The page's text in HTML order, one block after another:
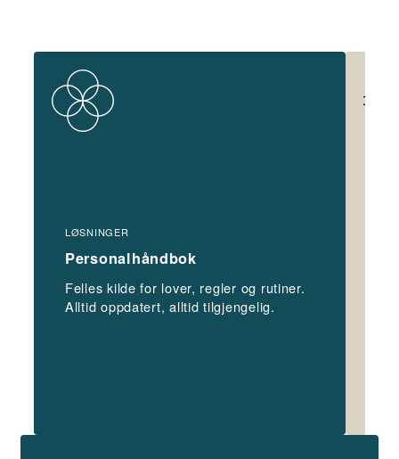
LØSNINGER
Personalhåndbok
Felles kilde for lover, regler og rutiner.
Alltid oppdatert, alltid tilgjengelig.